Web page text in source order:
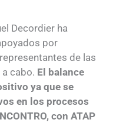
Decordier ha
por
de las
cabo. El balance
ya que se
en los procesos
con ATAP